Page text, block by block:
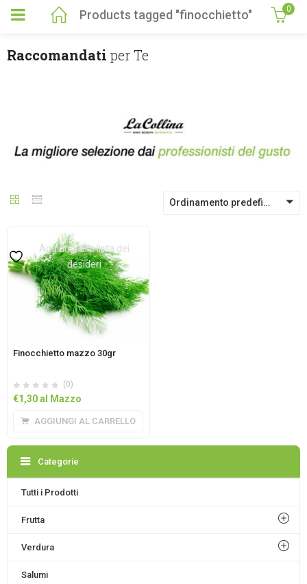
Products tagged "finocchietto" 0
Raccomandati per Te
Ordinamento predefinito
Aggiungi alla lista dei
desideri
Finocchietto mazzo 30gr
(0)
€1,30al Mazzo
AGGIUNGI AL CARRELLO
Categorie
Tutti i Prodotti
Frutta
Verdura
Salumi